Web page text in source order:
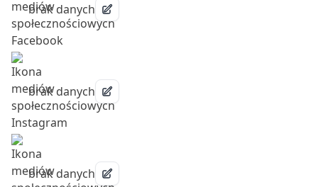
brak danych
brak danych
brak danych